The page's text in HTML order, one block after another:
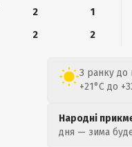
2
1
2
2
З ранку до
+21°C до
Народні
дня — зима